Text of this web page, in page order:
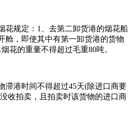
规定：1、去第二卸货港的烟花船
舱，即使其中有第一卸货港的货物
花的重量不得超过毛重80吨。
港时间不得超过45天(除进口商要
收拍卖，且拍卖时该货物的进口商